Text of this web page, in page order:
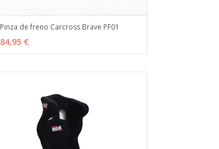
AÑADIR
Pinza de freno Carcross Brave PF01
84,95 €